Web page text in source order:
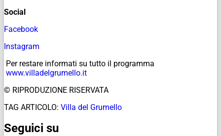
Social
Facebook
Instagram
Per restare informati su tutto il programma
www.villadelgrumello.it
© RIPRODUZIONE RISERVATA
TAG ARTICOLO: Villa del Grumello
Seguici su